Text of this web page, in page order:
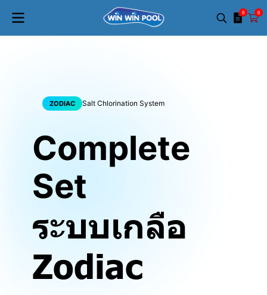
0 0
ZODIAC Salt Chlorination System
Complete
Set
ระบบเกลือ
Zodiac